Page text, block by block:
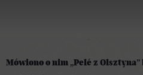
Mówiono o nim „Pelé z Olsztyna”